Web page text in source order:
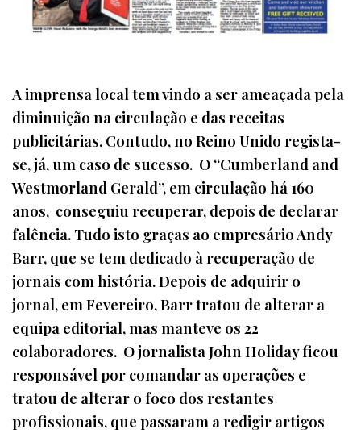
A imprensa local tem vindo a ser ameaçada pela
diminuição na circulação e das receitas
publicitárias. Contudo, no Reino Unido regista-
se, já, um caso de sucesso. O “Cumberland and
Westmorland Gerald”, em circulação há 160
anos, conseguiu recuperar, depois de declarar
falência. Tudo isto graças ao empresário Andy
Barr, que se tem dedicado à recuperação de
jornais com história. Depois de adquirir o
jornal, em Fevereiro, Barr tratou de alterar a
equipa editorial, mas manteve os 22
colaboradores. O jornalista John Holiday ficou
responsável por comandar as operações e
tratou de alterar o foco dos restantes
profissionais, que passaram a redigir artigos